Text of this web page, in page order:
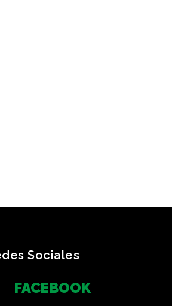
Sociales
FACEBOOK